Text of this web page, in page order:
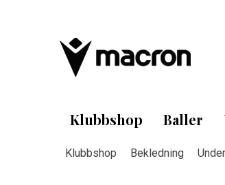
Klubbshop Baller
Klubbshop Bekledning